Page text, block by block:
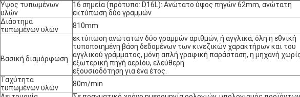
Ύψος τυπωμένων
υλών
16 σημεία (πρότυπο: D16L): Ανώτατο ύψος πηγών 62mm, ανώτατη
εκτύπωση δύο γραμμών
Διάστημα
τυπωμένων υλών
810mm
Βασική διαμόρφωση
εκτύπωση ανώτατων δύο γραμμών αριθμών, ή αγγλικά, όλη η εθνική
τυποποιημένη βάση δεδομένων των κινεζικών χαρακτήρων και του
αγγλικού γράμματος, μόνη απλή γραφική παράσταση, η μηχανή
εξωτερική πηγή αερίου, ελεύθερη
εξουσιοδότηση για ένα έτος.
Ταχύτητα
τυπωμένων υλών
80m/min